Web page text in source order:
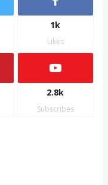
1k
Likes
2.8k
Subscribes